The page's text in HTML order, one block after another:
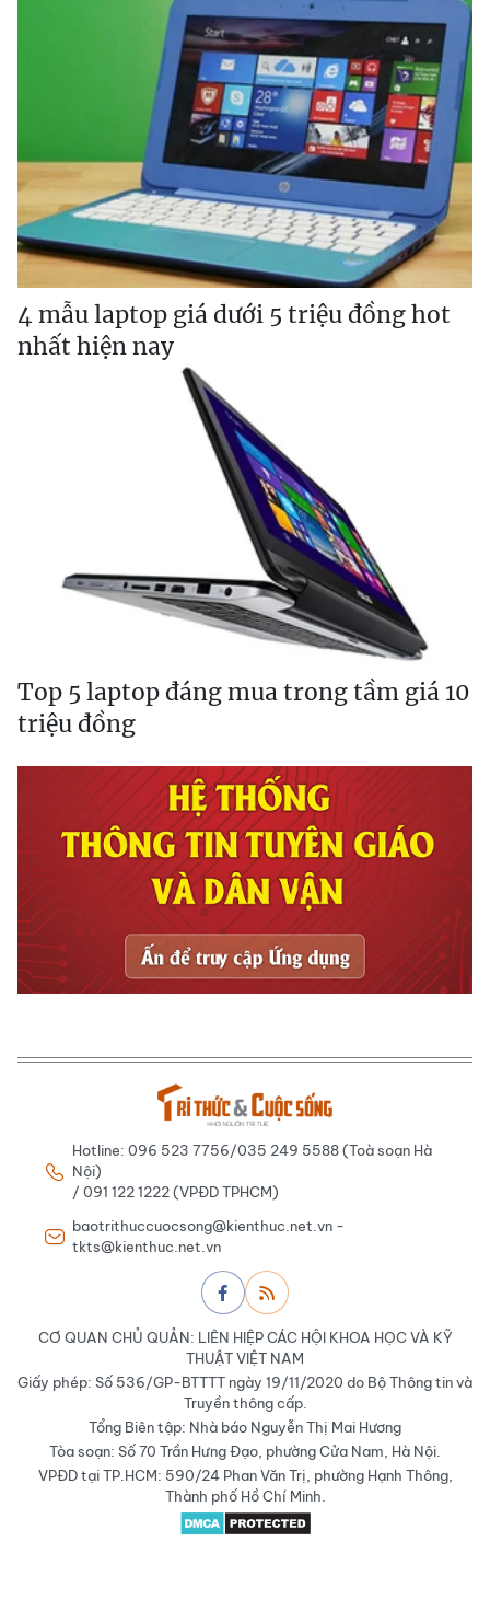
4 mẫu laptop giá dưới 5 triệu đồng hot
nhất hiện nay
Top 5 laptop đáng mua trong tầm giá 10
triệu đồng
Hotline: 096 523 7756/035 249 5588 (Toà soạn Hà
Nội)
/ 091 122 1222 (VPĐD TPHCM)
baotrithuccuocsong@kienthuc.net.vn -
tkts@kienthuc.net.vn
CƠ QUAN CHỦ QUẢN: LIÊN HIỆP CÁC HỘI KHOA HỌC VÀ KỸ
THUẬT VIỆT NAM
Giấy phép: Số 536/GP-BTTTT ngày 19/11/2020 do Bộ Thông tin và
Truyền thông cấp.
Tổng Biên tập: Nhà báo Nguyễn Thị Mai Hương
Tòa soạn: Số 70 Trần Hưng Đạo, phường Cửa Nam, Hà Nội.
VPĐD tại TP.HCM: 590/24 Phan Văn Trị, phường Hạnh Thông,
Thành phố Hồ Chí Minh.